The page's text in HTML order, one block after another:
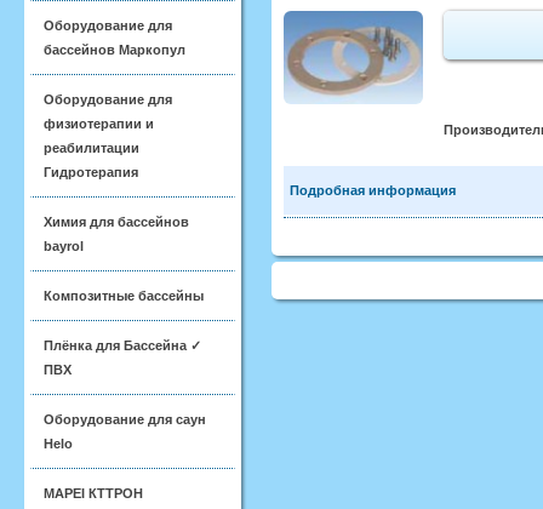
Оборудование для
бассейнов Маркопул
Оборудование для
физиотерапии и
реабилитации
Гидротерапия
Химия для бассейнов
bayrol
Композитные бассейны
Плёнка для Бассейна ✓
ПВХ
Оборудование для саун
Helo
MAPEI КТТРОН
Подробная информация